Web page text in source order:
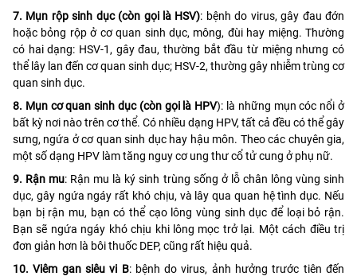
7. Mụn rộp sinh dục (còn gọi là HSV): bệnh do virus, gây đau đớn
hoặc bỏng rộp ở cơ quan sinh dục, mông, đùi hay miệng. Thường
có hai dạng: HSV-1, gây đau, thường bắt đầu từ miệng nhưng có
thể lây lan đến cơ quan sinh dục; HSV-2, thường gây nhiễm trùng cơ
quan sinh dục.
8. Mụn cơ quan sinh dục (còn gọi là HPV): là những mụn cóc nổi ở
bất kỳ nơi nào trên cơ thể. Có nhiều dạng HPV, tất cả đều có thể gây
sưng, ngứa ở cơ quan sinh dục hay hậu môn. Theo các chuyên gia,
một số dạng HPV làm tăng nguy cơ ung thư cổ tử cung ở phụ nữ.
9. Rận mu: Rận mu là ký sinh trùng sống ở lỗ chân lông vùng sinh
dục, gây ngứa ngáy rất khó chịu, và lây qua quan hệ tình dục. Nếu
bạn bị rận mu, bạn có thể cạo lông vùng sinh dục để loại bỏ rận.
Bạn sẽ ngứa ngáy khó chịu khi lông mọc trở lại. Một cách điều trị
đơn giản hơn là bôi thuốc DEP, cũng rất hiệu quả.
10. Viêm gan siêu vi B: bệnh do virus, ảnh hưởng trước tiên đến